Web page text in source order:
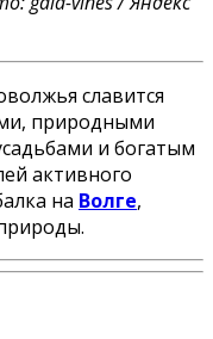
славится
природными
и богатым
активного
на Волге,